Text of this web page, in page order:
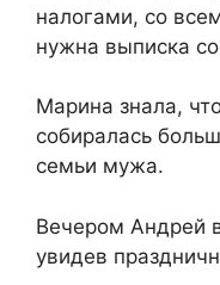
налогами, со
нужна выписка
Марина знала,
собиралась
семьи мужа.
Вечером Андрей
увидев